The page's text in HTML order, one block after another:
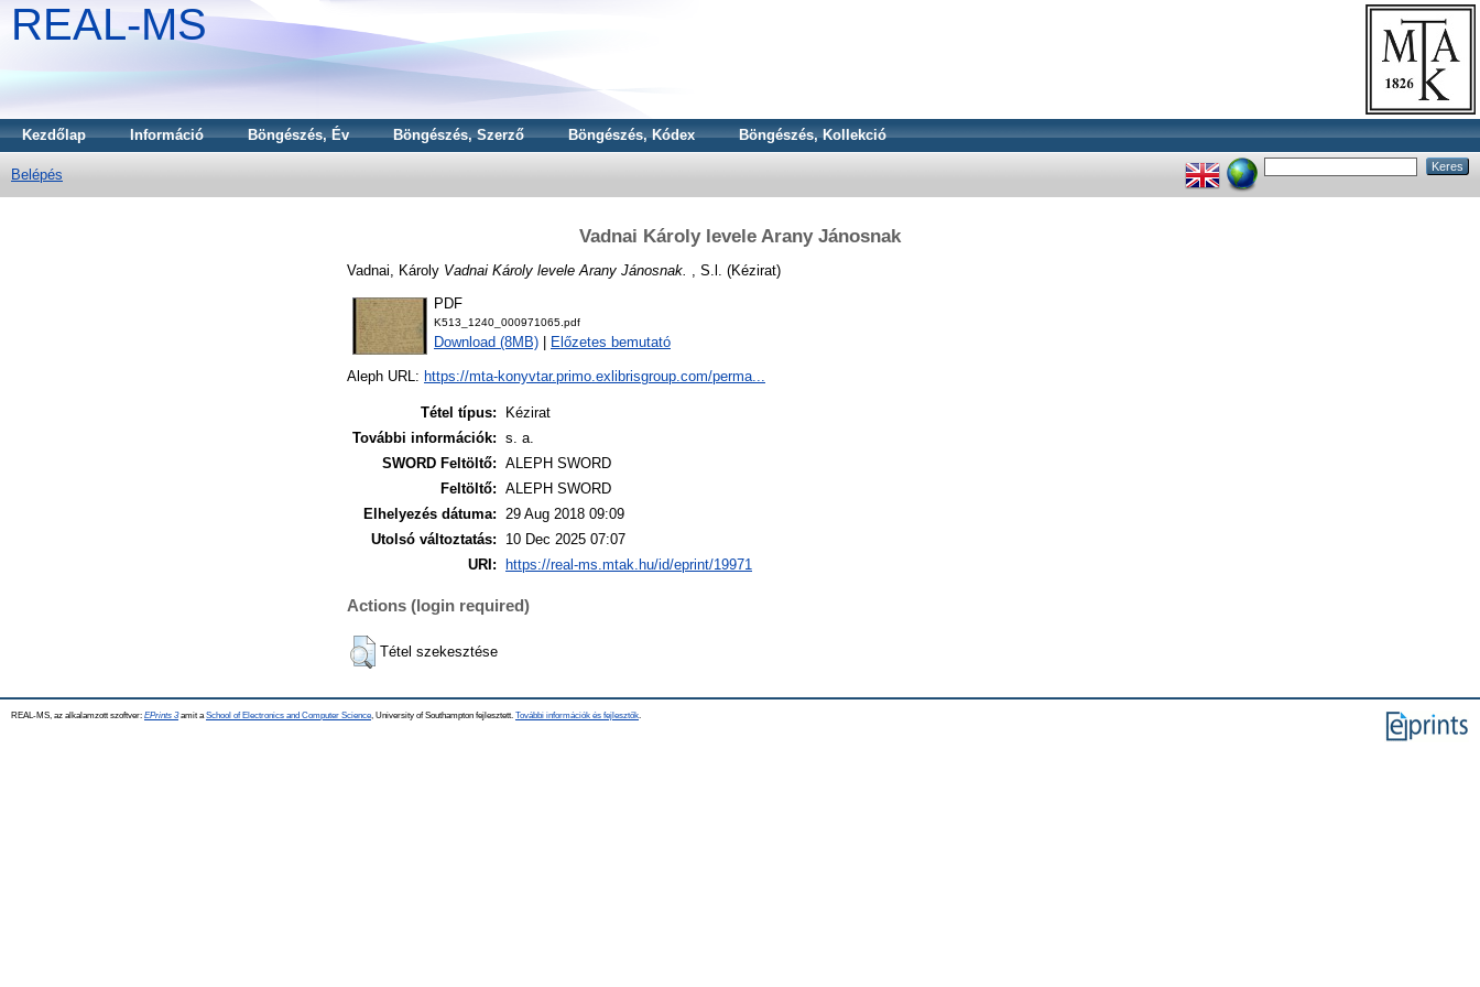
REAL-MS
Kezdőlap Információ Böngészés, Év Böngészés, Szerző Böngészés, Kódex Böngészés, Kollekció
Belépés
Vadnai Károly levele Arany Jánosnak
Vadnai, Károly Vadnai Károly levele Arany Jánosnak. , S.l. (Kézirat)
PDF
K513_1240_000971065.pdf
Download (8MB) Előzetes bemutató
Aleph URL: https://mta-konyvtar.primo.exlibrisgroup.com/perma...
Tétel típus:
Kézirat
További információk: s. a.
SWORD Feltöltő: ALEPH SWORD
Feltöltő: ALEPH SWORD
Elhelyezés dátuma: 29 Aug 2018 09:09
Utolsó változtatás:
10 Dec 2025 07:07
URI:
https://real-ms.mtak.hu/id/eprint/19971
Actions (login required)
Tétel szekesztése
REAL-MS, az alkalamzott szoftver: EPrints 3amit a School of Electronics and Computer Science , University of Southampton fejlesztett. További információk és fejlesztők